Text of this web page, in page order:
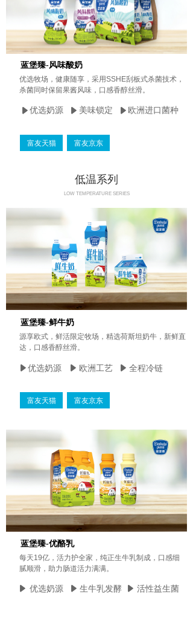
优选牧场，健康随享，采用SSHE刮板式杀菌技术，
杀菌同时保留果酱风味，口感香醇丝滑。
蓝堡臻-风味酸奶
优选奶源 美味锁定 欧洲进口菌种
富友京东
富友天猫
源享欧式，鲜活限定牧场，精选荷斯坦奶牛，新鲜直
达，口感香醇丝滑。
蓝堡臻-鲜牛奶
优选奶源 欧洲工艺
富友京东
富友天猫
全程冷链
低温系列
LOW TEMPERATURE SERIES
蓝堡臻-优酪乳
每天19亿，活力护全家，纯正生牛乳制成，口感细
腻顺滑，助力肠道活力满满。
优选奶源 生牛乳发酵 活性益生菌